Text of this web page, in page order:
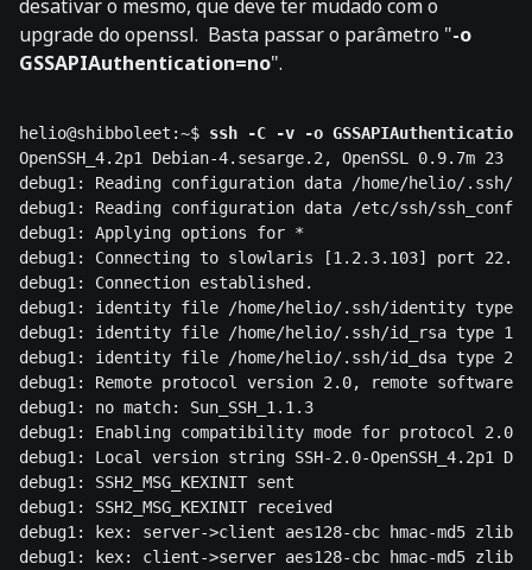
desativar o mesmo, que deve ter mudado com o
upgrade do openssl. Basta passar o parâmetro "-o
GSSAPIAuthentication=no".
helio@shibboleet:~$
OpenSSH_4.2p1 Debian-4.sesarge.2, OpenSSL 0.9.7m 23
debug1: Reading configuration data /home/helio/.ssh/
debug1: Reading configuration data /etc/ssh/ssh_config
debug1: Applying options for *
debug1: Connecting to slowlaris [1.2.3.103] port 22.
debug1: Connection established.
debug1: identity file /home/helio/.ssh/identity type 0
debug1: identity file /home/helio/.ssh/id_rsa type 1
debug1: identity file /home/helio/.ssh/id_dsa type 2
debug1: Remote protocol version 2.0, remote software
debug1: no match: Sun_SSH_1.1.3
debug1: Enabling compatibility mode for protocol 2.0
debug1: Local version string SSH-2.0-OpenSSH_4.2p1
debug1: SSH2_MSG_KEXINIT sent
debug1: SSH2_MSG_KEXINIT received
debug1: kex: server->client aes128-cbc hmac-md5 zlib
debug1: kex: client->server aes128-cbc hmac-md5 zlib